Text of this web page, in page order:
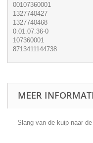
00107360001
1327740427
1327740468
0.01.07.36-0
107360001
8713411144738
MEER
Slang van de kuip naar